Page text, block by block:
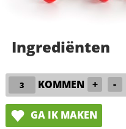
Ingrediënten
KOMMEN + -
GA IK MAKEN